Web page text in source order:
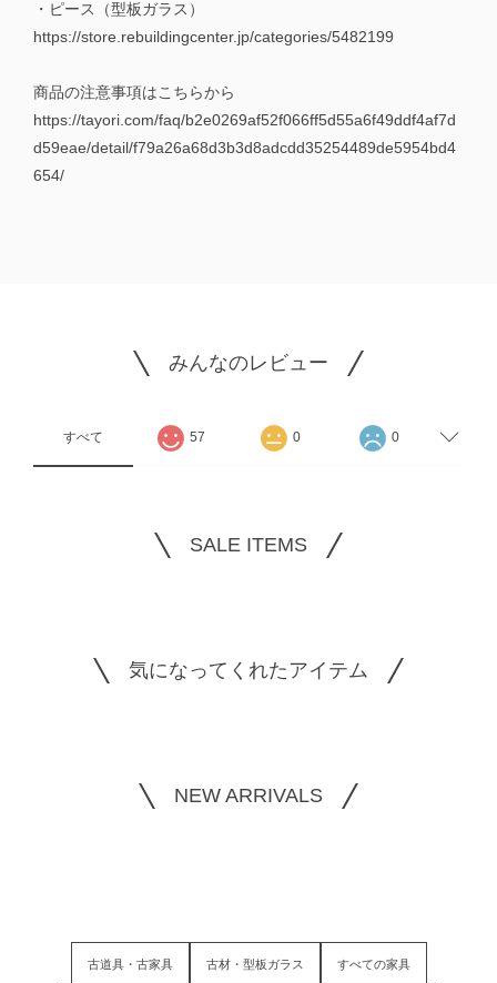
・ピース（型板ガラス）
https://store.rebuildingcenter.jp/categories/5482199
商品の注意事項はこちらから
https://tayori.com/faq/b2e0269af52f066ff5d55a6f49ddf4af7d
d59eae/detail/f79a26a68d3b3d8adcdd35254489de5954bd4
654/
みんなのレビュー
すべて 57 0 0
SALE ITEMS
気になってくれたアイテム
NEW ARRIVALS
古道具・古家具 古材・型板ガラス すべての家具